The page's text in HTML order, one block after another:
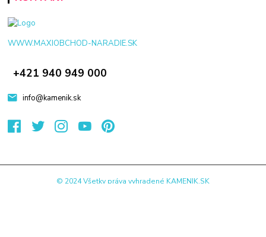
WWW.MAXIOBCHOD-NARADIE.SK
+421 940 949 000
info@kamenik.sk
© 2024 Všetky práva vyhradené KAMENIK.SK